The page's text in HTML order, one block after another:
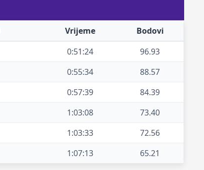
Vrijeme
Bodovi
0:51:24
96.93
0:55:34
88.57
0:57:39
84.39
1:03:08
73.40
1:03:33
72.56
1:07:13 65.21